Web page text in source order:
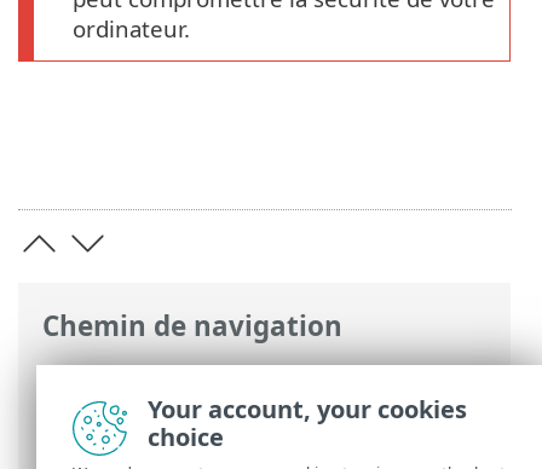
Chemin de navigation
Aide en ligne ESET>ESET Endpoint
Security >Commencer> Configurer la
protection du réseau
ordinateur.
Your account, your cookies
choice